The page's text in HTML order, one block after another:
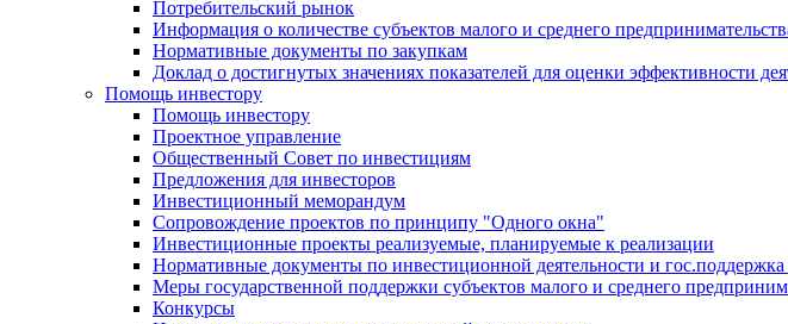
Потребительский рынок
Информация о количестве субъектов малого и среднего
Нормативные документы по закупкам
Доклад о достигнутых значениях показателей для оценки эффективности
Помощь инвестору
Помощь инвестору
Проектное управление
Общественный Совет по инвестициям
Предложения для инвесторов
Инвестиционный меморандум
Сопровождение проектов по принципу "Oдного окна"
Инвестиционные проекты реализуемые, планируемые к реализации
Нормативные документы по инвестиционной деятельности и гос.поддержка
Меры государственной поддержки субъектов малого и среднего
Конкурсы